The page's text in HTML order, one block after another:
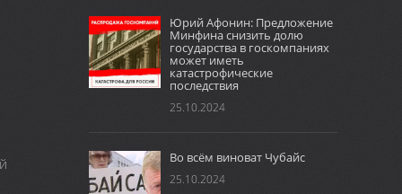
Популярное
Юрий Афонин: Предложение
Минфина снизить долю
государства в госкомпаниях
может иметь
катастрофические